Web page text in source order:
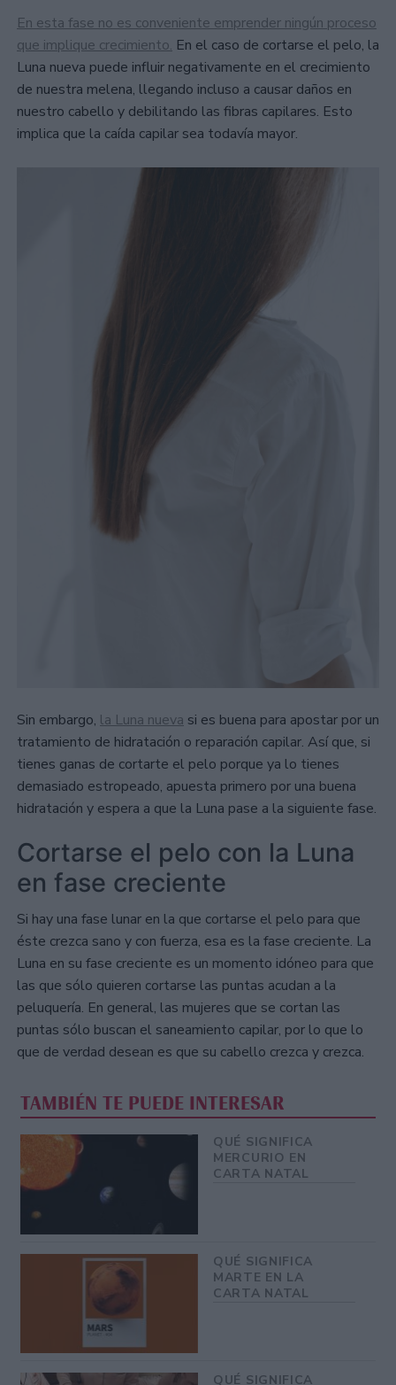
En esta fase no es conveniente emprender ningún proceso
que implique crecimiento. En el caso de cortarse el pelo, la
Luna nueva puede influir negativamente en el crecimiento
de nuestra melena, llegando incluso a causar daños en
nuestro cabello y debilitando las fibras capilares. Esto
implica que la caída capilar sea todavía mayor.
Sin embargo, la Luna nueva si es buena para apostar por un
tratamiento de hidratación o reparación capilar. Así que, si
tienes ganas de cortarte el pelo porque ya lo tienes
demasiado estropeado, apuesta primero por una buena
hidratación y espera a que la Luna pase a la siguiente fase.
Cortarse el pelo con la Luna
en fase creciente
Si hay una fase lunar en la que cortarse el pelo para que
éste crezca sano y con fuerza, esa es la fase creciente. La
Luna en su fase creciente es un momento idóneo para que
las que sólo quieren cortarse las puntas acudan a la
peluquería. En general, las mujeres que se cortan las
puntas sólo buscan el saneamiento capilar, por lo que lo
que de verdad desean es que su cabello crezca y crezca.
TAMBIÉN TE PUEDE INTERESAR
QUÉ SIGNIFICA
MERCURIO EN
CARTA NATAL
QUÉ SIGNIFICA
MARTE EN LA
CARTA NATAL
QUÉ SIGNIFICA